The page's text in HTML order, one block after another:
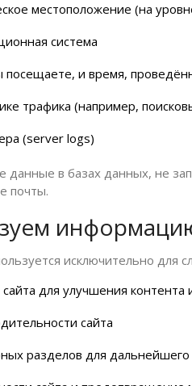
местоположение (на
система
и время,
трафика (например,
(server logs)
данные в базах данных, не
почты.
исключительно для
для улучшения контента
сайта
разделов для дальнейшего